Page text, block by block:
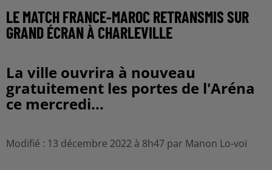
LE MATCH FRANCE-MAROC RETRANSMIS SUR
GRAND ÉCRAN À CHARLEVILLE
La ville ouvrira à nouveau
gratuitement les portes de l'Aréna
ce mercredi...
Modifié : 13 décembre 2022 à 8h47 par Manon Lo-voï